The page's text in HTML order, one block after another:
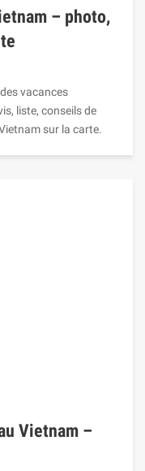
– photo,
vacances
liste, conseils de
sur la carte.
Vietnam –